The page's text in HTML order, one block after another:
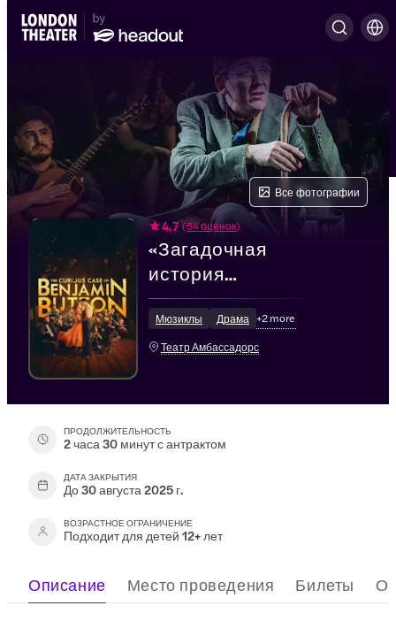
4.7 (54 оценок)
«Загадочная
история
Бенджамина
Баттона» -
Мюзикл
Мюзиклы Драма +2more
Театр Амбассадорс
Все фотографии
ПРОДОЛЖИТЕЛЬНОСТЬ
2 часа 30 минут с антрактом
ДАТА ЗАКРЫТИЯ
До 30 августа 2025 г.
ВОЗРАСТНОЕ ОГРАНИЧЕНИЕ
Подходит для детей 12+ лет
Описание Место проведения Билеты